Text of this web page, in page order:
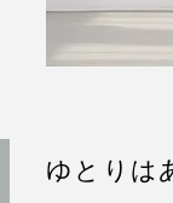
ゆとりは